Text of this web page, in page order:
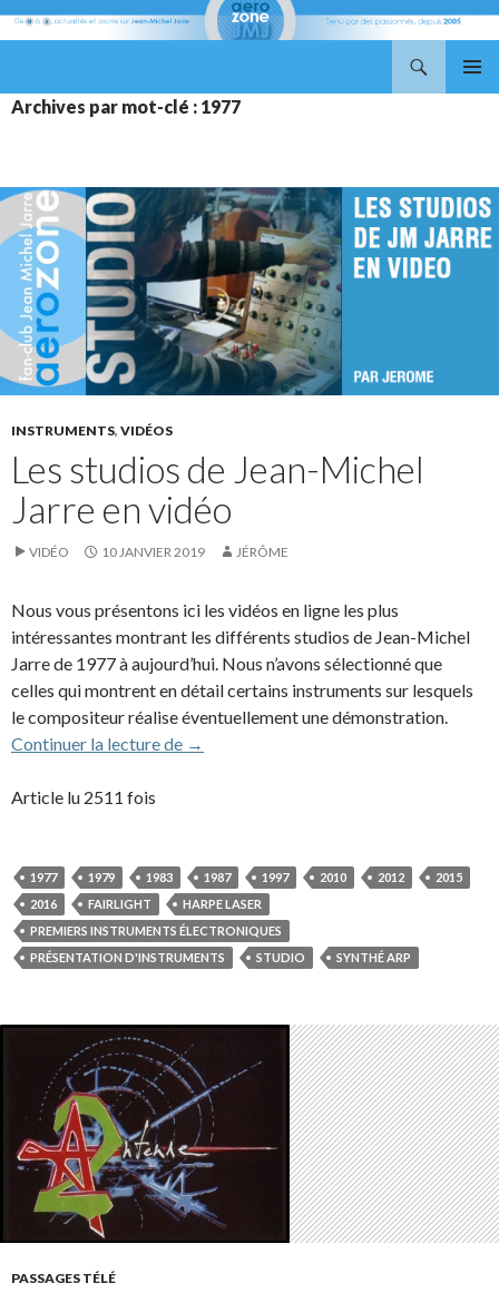
AU
Archives par mot-clé : 1977
INSTRUMENTS, VIDÉOS
Les studios de Jean-Michel
Jarre en vidéo
VIDÉO 10 JANVIER 2019 JÉRÔME
Nous vous présentons ici les vidéos en ligne les plus
intéressantes montrant les différents studios de Jean-Michel
Jarre de 1977 à aujourd’hui. Nous n’avons sélectionné que
celles qui montrent en détail certains instruments sur lesquels
le compositeur réalise éventuellement une démonstration.
Continuer la lecture de Les studios de Jean-Michel Jarre en vidéo
→
Article lu 2511 fois
1977 1979 1983 1987 1997 2010 2012
2015
2016
FAIRLIGHT
HARPE LASER
PREMIERS INSTRUMENTS ÉLECTRONIQUES
PRÉSENTATION D'INSTRUMENTS
STUDIO SYNTHÉ ARP
PASSAGES TÉLÉ